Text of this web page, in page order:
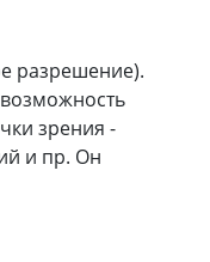
разрешение).
зрения -
и пр. Он